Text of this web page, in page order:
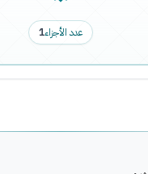
عدد الأجزاء1